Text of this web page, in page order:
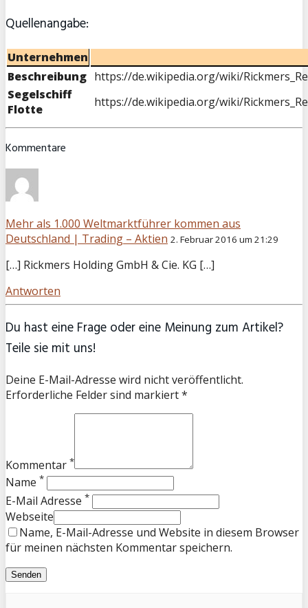
Quellenangabe:
Unternehmen
Beschreibung https://de.wikipedia.org/wiki/
Segelschiff
Flotte
https://de.wikipedia.org/wiki/
Kommentare
Mehr als 1.000 Weltmarktführer kommen aus
Deutschland | Trading – Aktien 2. Februar 2016 um 21:29
[…] Rickmers Holding GmbH & Cie. KG […]
Antworten
Du hast eine Frage oder eine Meinung zum Artikel?
Teile sie mit uns!
Deine E-Mail-Adresse wird nicht veröffentlicht.
Erforderliche Felder sind markiert *
Kommentar *
Name *
E-Mail Adresse *
Webseite
Name, E-Mail-Adresse und Website in diesem Browser
für meinen nächsten Kommentar speichern.